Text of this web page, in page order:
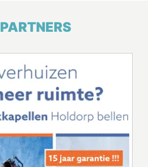
PARTNERS